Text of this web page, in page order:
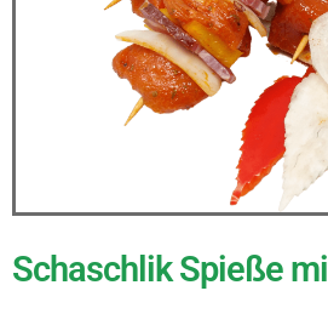
Schaschlik Spieße